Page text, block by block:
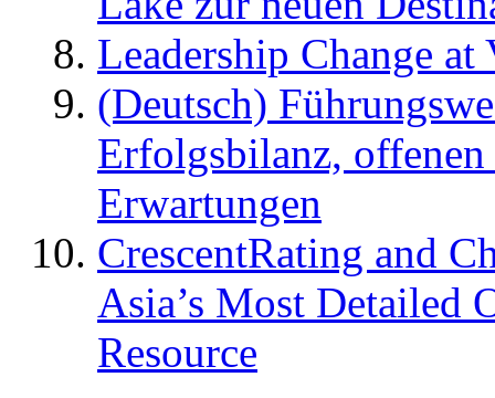
Leadership Change
(Deutsch)
Erfolgsbilanz,
Erwartungen
CrescentRating and
Asia’s Most Detailed
Resource